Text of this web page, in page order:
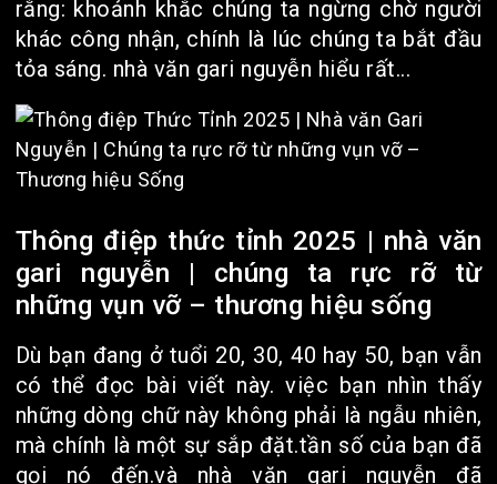
rằng: khoảnh khắc chúng ta ngừng chờ người
khác công nhận, chính là lúc chúng ta bắt đầu
tỏa sáng. nhà văn gari nguyễn hiểu rất...
Thông điệp thức tỉnh 2025 | nhà văn
gari nguyễn | chúng ta rực rỡ từ
những vụn vỡ – thương hiệu sống
Dù bạn đang ở tuổi 20, 30, 40 hay 50, bạn vẫn
có thể đọc bài viết này. việc bạn nhìn thấy
những dòng chữ này không phải là ngẫu nhiên,
mà chính là một sự sắp đặt.tần số của bạn đã
gọi nó đến.và nhà văn gari nguyễn đã